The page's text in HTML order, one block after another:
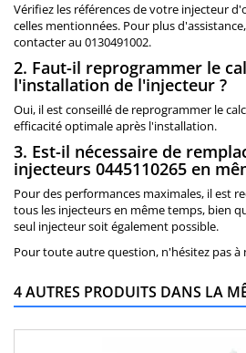
Vérifiez les références de votre injecteur
celles mentionnées. Pour plus
contacter au 0130491002.
2. Faut-il reprogrammer le
l'installation de l'injecteur ?
Oui, il est conseillé de reprogrammer le
efficacité optimale après l'installation.
3. Est-il nécessaire de
injecteurs 0445110265 en
Pour des performances maximales, il est
tous les injecteurs en même temps, bien
seul injecteur soit également possible.
Pour toute autre question, n'hésitez pas à
4 AUTRES PRODUITS DANS LA